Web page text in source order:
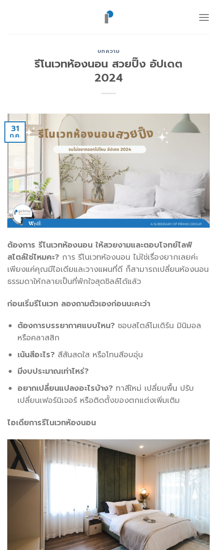
บทความ
รีโนเวทห้องนอน สวยปิ๊ง อัปเดต
2024
31
ก.ค.
ต้องการ รีโนเวทห้องนอน ให้สวยงามและตอบโจทย์ไลฟ์
สไตล์ใช่ไหมคะ? การ รีโนเวทห้องนอน ไม่ใช่เรื่องยากเลยค่ะ
เพียงแค่คุณมีไอเดียและวางแผนที่ดี ก็สามารถเปลี่ยนห้องนอน
ธรรมดาให้กลายเป็นที่พักใจสุดชิลล์ได้แล้ว
ก่อนเริ่มรีโนเวท ลองถามตัวเองก่อนนะคะว่า
ต้องการบรรยากาศแบบไหน?ชอบสไตล์โมเดิร์น มินิมอล
หรือคลาสสิก
เน้นสีอะไร?สีสันสดใส หรือโทนสีอบอุ่น
มีงบประมาณเท่าไหร่?
อยากเปลี่ยนแปลงอะไรบ้าง?ทาสีใหม่ เปลี่ยนพื้น ปรับ
เปลี่ยนเฟอร์นิเจอร์ หรือติดตั้งของตกแต่งเพิ่มเติม
ไอเดียการรีโนเวทห้องนอน